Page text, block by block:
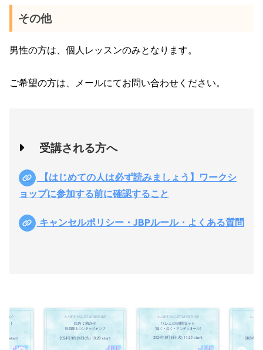
その他
男性の方は、個人レッスンのみとなります。
ご希望の方は、メールにてお問い合わせください。
受講される方へ
【はじめての人は必ず読みましょう】ワークシ
ョップに参加する前に確認すること
キャンセルポリシー・JBPルール・よくある質問